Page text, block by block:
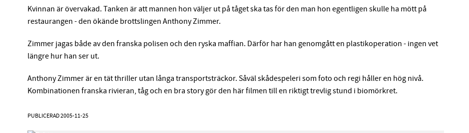
Kvinnan är övervakad. Tanken är att mannen hon väljer ut på tåget ska tas för den man hon egentligen skulle ha mött på
restaurangen - den ökände brottslingen Anthony Zimmer.
Zimmer jagas både av den franska polisen och den ryska maffian. Därför har han genomgått en plastikoperation - ingen vet
längre hur han ser ut.
Anthony Zimmer är en tät thriller utan långa transportsträckor. Såväl skådespeleri som foto och regi håller en hög nivå.
Kombinationen franska rivieran, tåg och en bra story gör den här filmen till en riktigt trevlig stund i biomörkret.
PUBLICERAD2005-11-25